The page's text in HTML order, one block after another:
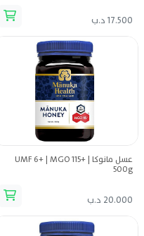
17.500 د.ب
عسل مانوكا UMF 6+ | MGO 115+ |
500g
20.000 د.ب